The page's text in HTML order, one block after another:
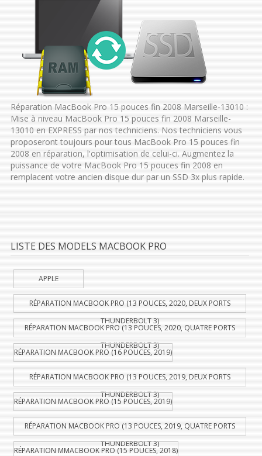
Réparation MacBook Pro 15 pouces fin 2008 Marseille-13010 :
Mise à niveau MacBook Pro 15 pouces fin 2008 Marseille-
13010 en EXPRESS par nos techniciens. Nos techniciens vous
proposeront toujours pour tous MacBook Pro 15 pouces fin
2008 en réparation, l'optimisation de celui-ci. Augmentez la
puissance de votre MacBook Pro 15 pouces fin 2008 en
remplacent votre ancien disque dur par un SSD 3x plus rapide.
LISTE DES MODELS MACBOOK PRO
APPLE
RÉPARATION MACBOOK PRO (13 POUCES, 2020, DEUX PORTS
THUNDERBOLT 3)
RÉPARATION MACBOOK PRO (13 POUCES, 2020, QUATRE PORTS
THUNDERBOLT 3)
RÉPARATION MACBOOK PRO (16 POUCES, 2019)
RÉPARATION MACBOOK PRO (13 POUCES, 2019, DEUX PORTS
THUNDERBOLT 3)
RÉPARATION MACBOOK PRO (15 POUCES, 2019)
RÉPARATION MACBOOK PRO (13 POUCES, 2019, QUATRE PORTS
THUNDERBOLT 3)
RÉPARATION MMACBOOK PRO (15 POUCES, 2018)